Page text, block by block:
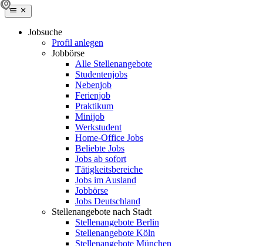
Jobsuche
Profil anlegen
Jobbörse
Alle Stellenangebote
Studentenjobs
Nebenjob
Ferienjob
Praktikum
Minijob
Werkstudent
Home-Office Jobs
Beliebte Jobs
Jobs ab sofort
Tätigkeitsbereiche
Jobs im Ausland
Jobbörse
Jobs Deutschland
Stellenangebote nach Stadt
Stellenangebote Berlin
Stellenangebote Köln
Stellenangebote München